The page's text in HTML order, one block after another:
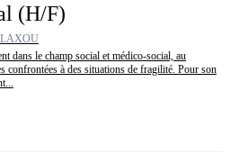
(H/F)
dans le champ social et médico-social, au
confrontées à des situations de fragilité. Pour son